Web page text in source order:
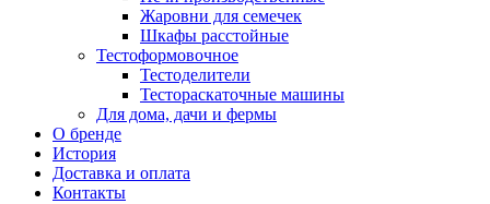
Жаровни для семечек
Шкафы расстойные
Тестоформовочное
Тестоделители
Тестораскаточные машины
Для дома, дачи и фермы
О бренде
История
Доставка и оплата
Контакты